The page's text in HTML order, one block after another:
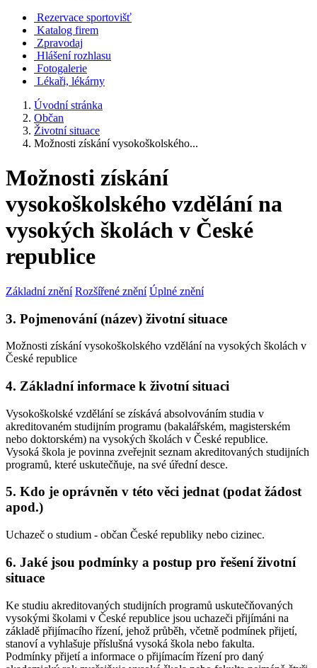
Rezervace sportovišť
Katalog firem
Zpravodaj
Hlášení rozhlasu
Fotogalerie
Lékaři, lékárny
Úvodní stránka
Občan
Životní situace
Možnosti získání vysokoškolského...
Možnosti získání
vysokoškolského vzdělání na
vysokých školách v České
republice
Základní znění Rozšířené znění Úplné znění
3. Pojmenování (název) životní situace
Možnosti získání vysokoškolského vzdělání na vysokých školách v
České republice
4. Základní informace k životní situaci
Vysokoškolské vzdělání se získává absolvováním studia v
akreditovaném studijním programu (bakalářském, magisterském
nebo doktorském) na vysokých školách v České republice.
Vysoká škola je povinna zveřejnit seznam akreditovaných studijních
programů, které uskutečňuje, na své úřední desce.
5. Kdo je oprávněn v této věci jednat (podat žádost
apod.)
Uchazeč o studium - občan České republiky nebo cizinec.
6. Jaké jsou podmínky a postup pro řešení životní
situace
Ke studiu akreditovaných studijních programů uskutečňovaných
vysokými školami v České republice jsou uchazeči přijímáni na
základě přijímacího řízení, jehož průběh, včetně podmínek přijetí,
stanoví a vyhlašuje příslušná vysoká škola nebo fakulta.
Podmínky přijetí a informace o přijímacím řízení pro daný